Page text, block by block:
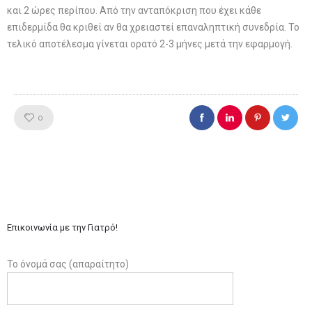
και 2 ώρες περίπου. Από την ανταπόκριση που έχει κάθε
επιδερμίδα θα κριθεί αν θα χρειαστεί επαναληπτική συνεδρία. Το
τελικό αποτέλεσμα γίνεται ορατό 2-3 μήνες μετά την εφαρμογή.
0
Επικοινωνία με την Γιατρό!
Το όνομά σας (απαραίτητο)